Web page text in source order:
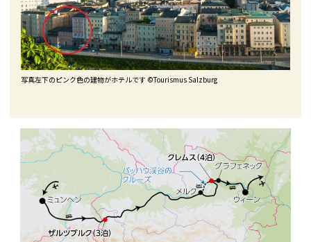
写真左下のピンク色の建物がホテルです ©Tourismus Salzburg